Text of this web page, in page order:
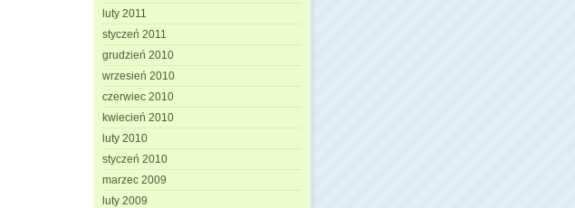
luty 2011
styczeń 2011
grudzień 2010
wrzesień 2010
czerwiec 2010
kwiecień 2010
luty 2010
styczeń 2010
marzec 2009
luty 2009